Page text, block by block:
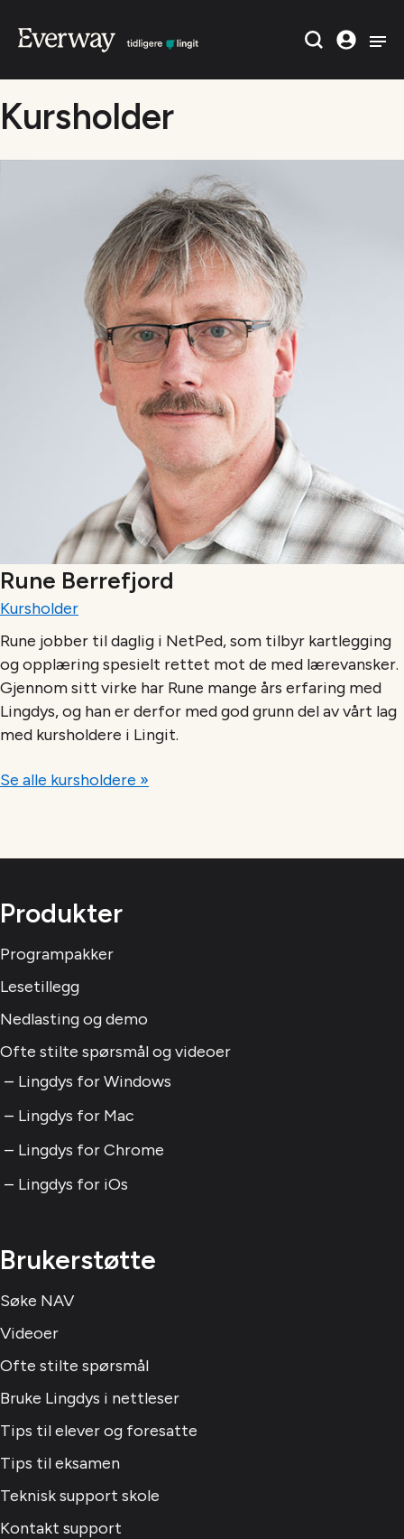
Kursholder
Rune Berrefjord
Kursholder
Rune jobber til daglig i NetPed, som tilbyr kartlegging
og opplæring spesielt rettet mot de med lærevansker.
Gjennom sitt virke har Rune mange års erfaring med
Lingdys, og han er derfor med god grunn del av vårt lag
med kursholdere i Lingit.
Se alle kursholdere »
Produkter
Programpakker
Lesetillegg
Nedlasting og demo
Ofte stilte spørsmål og videoer
Lingdys for Windows
Lingdys for Mac
Lingdys for Chrome
Lingdys for iOs
Brukerstøtte
Søke NAV
Videoer
Ofte stilte spørsmål
Bruke Lingdys i nettleser
Tips til elever og foresatte
Tips til eksamen
Teknisk support skole
Kontakt support